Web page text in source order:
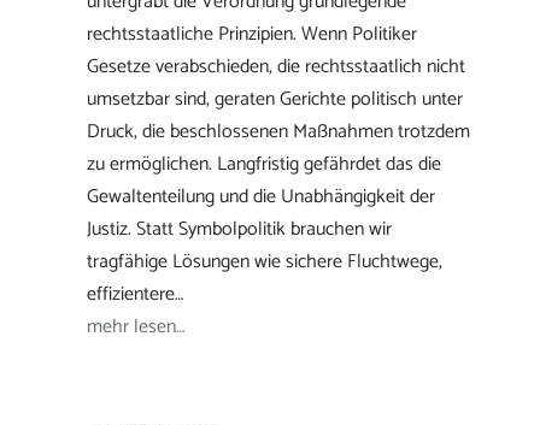
rechtsstaatliche Prinzipien. Wenn Politiker
Gesetze verabschieden, die rechtsstaatlich nicht
umsetzbar sind, geraten Gerichte politisch unter
Druck, die beschlossenen Maßnahmen trotzdem
zu ermöglichen. Langfristig gefährdet das die
Gewaltenteilung und die Unabhängigkeit der
Justiz. Statt Symbolpolitik brauchen wir
tragfähige Lösungen wie sichere Fluchtwege,
effizientere…
mehr lesen…